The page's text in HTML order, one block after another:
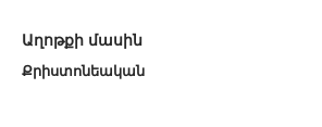
Աղոթքի մասին
Քրիստոնեական